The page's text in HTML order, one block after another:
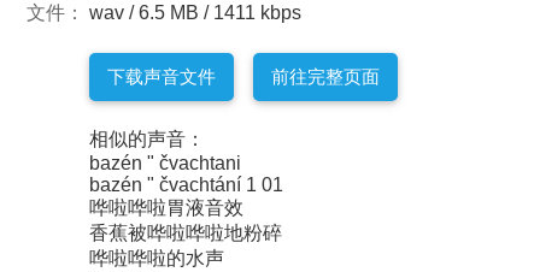
文件： wav / 6.5 MB / 1411 kbps
下载声音文件 前往完整页面
相似的声音：
bazén " čvachtani
bazén " čvachtání 1 01
哗啦哗啦胃液音效
香蕉被哗啦哗啦地粉碎
哗啦哗啦的水声